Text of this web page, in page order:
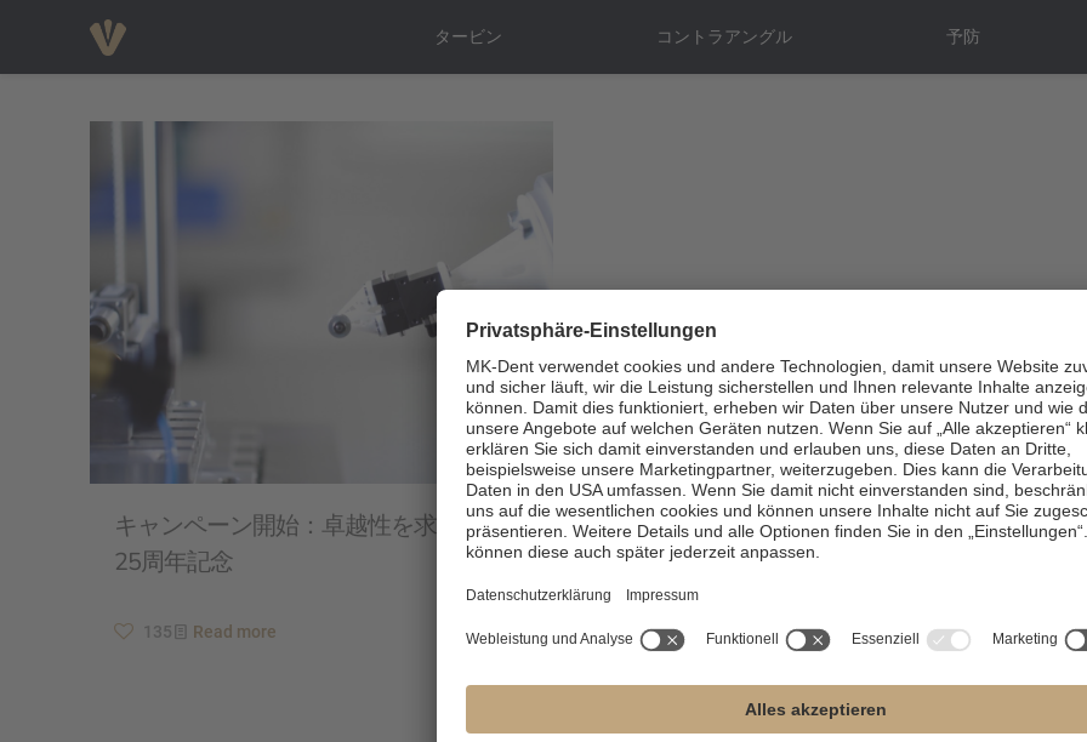
タービン コントラアングル 予防
キャンペーン開始：卓越性を求めて –
25周年記念
135 Read more